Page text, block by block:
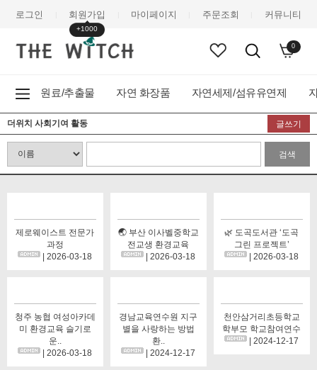
로그인 회원가입
+1000
마이페이지 주문조회 커뮤니티
0
원료/추출물 자연 화장품 자연세제/섬유유연제
더위치 사회기여 활동 글쓰기
검색
제로웨이스트 전문가
과정
| 2026-03-18
🌏 부산 이사벨중학교
전교생 환경교육
| 2026-03-18
🌿 도곡도서관 ‘도곡
그린 프로젝트’
| 2026-03-18
청주 농협 여성아카데
미 환경교육 슬기로
운..
| 2026-03-18
경남교육연수원 지구
별을 사랑하는 방법
환..
| 2024-12-17
천안삼거리초등학교
학부모 학교참여연수
| 2024-12-17